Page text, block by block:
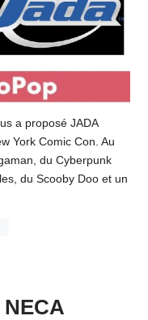
a proposé JADA
York Comic Con. Au
du Cyberpunk
du Scooby Doo et un
NECA